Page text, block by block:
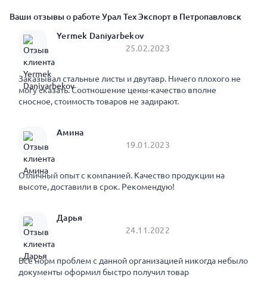
Ваши отзывы о работе Урал Тех Экспорт в Петропавловск
Yermek Daniyarbekov
25.02.2023
Заказывал стальные листы и двутавр. Ничего плохого не
могу сказать. Соотношение цены-качество вполне
сносное, стоимость товаров не задирают.
Амина
19.01.2023
Отличный опыт с компанией. Качество продукции на
высоте, доставили в срок. Рекомендую!
Дарья
24.11.2022
Все норм проблем с данной организацией никогда небыло
документы оформил быстро получил товар